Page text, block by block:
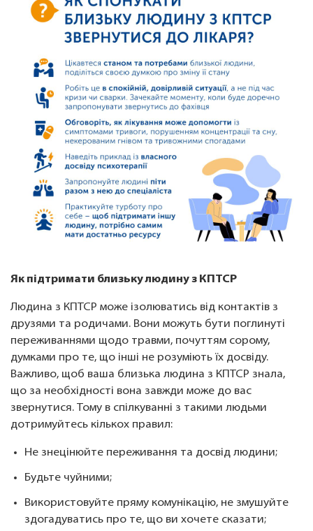
Як підтримати близьку людину з КПТСР
Людина з КПТСР може ізолюватись від контактів з
друзями та родичами. Вони можуть бути поглинуті
переживаннями щодо травми, почуттям сорому,
думками про те, що інші не розуміють їх досвіду.
Важливо, щоб ваша близька людина з КПТСР знала,
що за необхідності вона завжди може до вас
звернутися. Тому в спілкуванні з такими людьми
дотримуйтесь кількох правил:
Не знецінюйте переживання та досвід людини;
Будьте чуйними;
Використовуйте пряму комунікацію, не змушуйте
здогадуватись про те, що ви хочете сказати;